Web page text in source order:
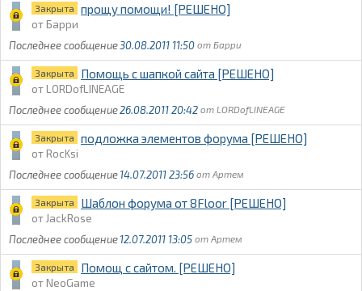
Закрыта прощу помощи! [РЕШЕНО]
Барри
30.08.2011 11:50
Барри
Закрыта Помощь с шапкой сайта [РЕШЕНО]
LORDofLINEAGE
26.08.2011 20:42
LORDofLINEAGE
Закрыта подложка элементов форума [РЕШЕНО]
RocKsi
14.07.2011 23:56
Артем
Закрыта Шаблон форума от 8Floor [РЕШЕНО]
JackRose
12.07.2011 13:05
Артем
Закрыта Помощ с сайтом. [РЕШЕНО]
NeoGame